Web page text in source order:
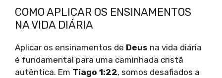
COMO APLICAR OS ENSINAMENTOS
NA VIDA DIÁRIA
Aplicar os ensinamentos de Deus na vida diária
é fundamental para uma caminhada cristã
autêntica. Em Tiago 1:22, somos desafiados a